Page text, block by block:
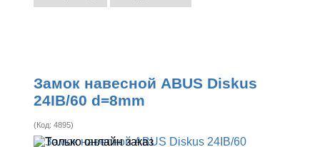
Замок навесной ABUS Diskus
24IB/60 d=8mm
(Код:4895)